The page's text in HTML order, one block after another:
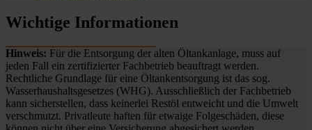
Wichtige Informationen
Hinweis: Für die Entsorgung der alten Öltankanlage, muss auf
jeden Fall ein zertifizierter Fachbetrieb beauftragt werden.
Rechtliche Grundlage für eine Öltankentsorgung ist das sog.
Wasserhaushaltsgesetzes (WHG). Ausschließlich der Fachbetrieb
kann sicherstellen, dass keinerlei Restöl entweicht und die Umwelt
verschmutzt. Privatleute haften für etwaige Folgeschäden, diese